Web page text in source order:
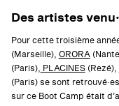
Des artistes
Pour cette troisième
(Marseille), ORORA
(Paris), PLACINES(Rezé),
(Paris) se sont
sur ce Boot Camp était